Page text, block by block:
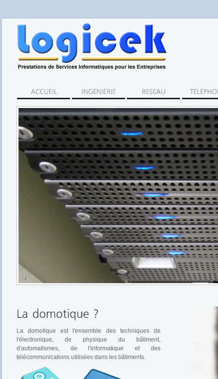
La domotique est l'ensemble des techniques de
l'électronique, de physique du bâtiment,
d'automatismes, de l'informatique et des
télécommunications utilisées dans les bâtiments.